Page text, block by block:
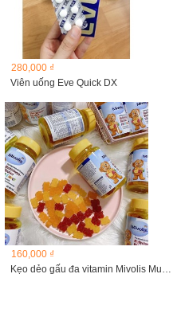
280,000 ₫
Viên uống Eve Quick DX
160,000 ₫
Kẹo dẻo gấu đa vitamin Mivolis Multivitamin Barchen, Đức...